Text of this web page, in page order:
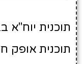
תוכנית יוח"א
תוכנית אופק